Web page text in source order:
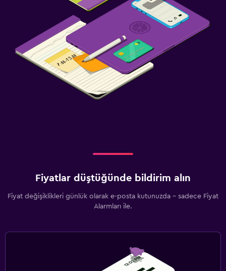
Fiyatlar düştüğünde bildirim alın
Fiyat değişiklikleri günlük olarak e-posta kutunuzda - sadece Fiyat
Alarmları ile.